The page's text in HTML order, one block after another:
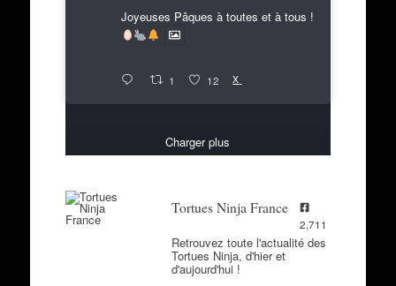
Joyeuses Pâques à toutes et à tous !
1 12 X
Charger plus
Tortues Ninja France
2,711
Retrouvez toute l'actualité des
Tortues Ninja, d'hier et
d'aujourd'hui !